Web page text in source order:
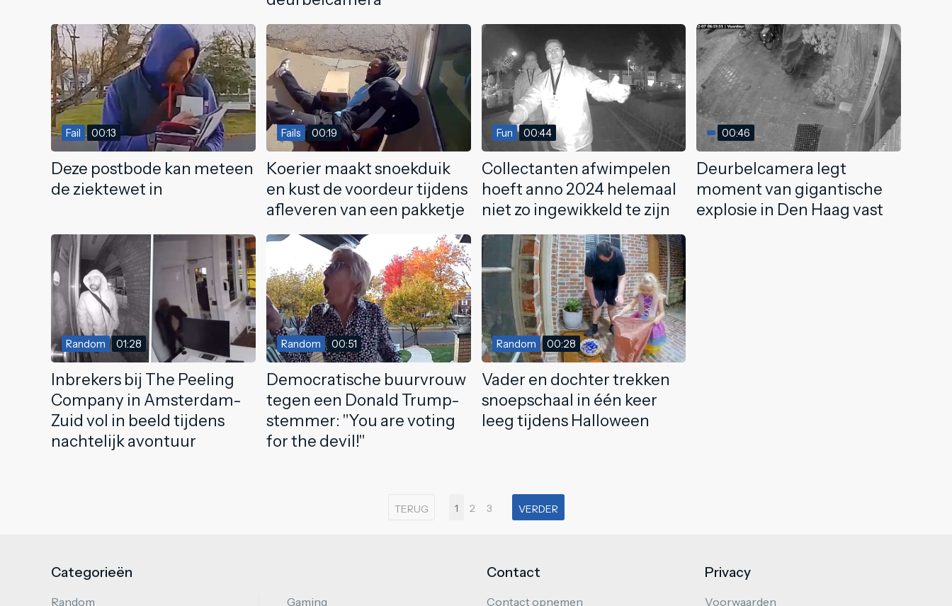
Fail 00:13
Deze postbode kan meteen
de ziektewet in
Fails 00:19
Koerier maakt snoekduik
en kust de voordeur tijdens
afleveren van een pakketje
Fun 00:44
Collectanten afwimpelen
hoeft anno 2024 helemaal
niet zo ingewikkeld te zijn
00:46
Deurbelcamera legt
moment van gigantische
explosie in Den Haag vast
Random 01:28
Inbrekers bij The Peeling
Company in Amsterdam-
Zuid vol in beeld tijdens
nachtelijk avontuur
Random 00:51
Democratische buurvrouw
tegen een Donald Trump-
stemmer: "You are voting
for the devil!"
Random 00:28
Vader en dochter trekken
snoepschaal in één keer
leeg tijdens Halloween
TERUG 1 2 3 VERDER
Categorieën
Random Gaming
Contact
Contact opnemen
Privacy
Voorwaarden